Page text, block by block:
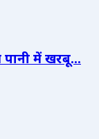
में खरबू...